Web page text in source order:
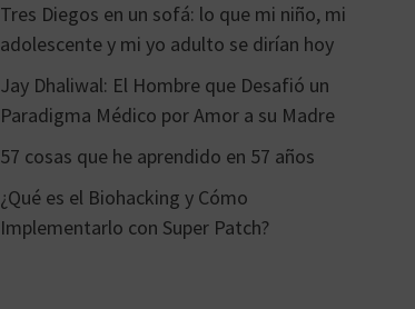
Tres Diegos en un sofá: lo que mi niño, mi
adolescente y mi yo adulto se dirían hoy
Jay Dhaliwal: El Hombre que Desafió un
Paradigma Médico por Amor a su Madre
57 cosas que he aprendido en 57 años
¿Qué es el Biohacking y Cómo
Implementarlo con Super Patch?